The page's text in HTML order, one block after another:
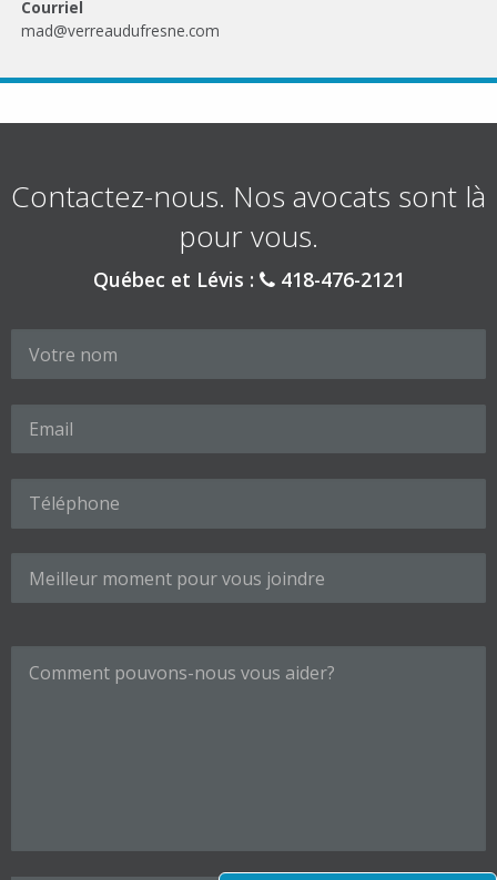
Courriel
mad@verreaudufresne.com
Contactez-nous. Nos avocats sont là
pour vous.
Québec et Lévis : 418-476-2121